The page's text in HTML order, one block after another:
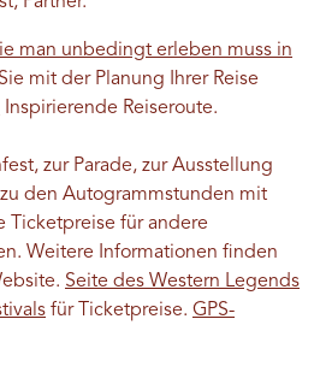
man unbedingt erleben muss in
mit der Planung Ihrer Reise
Inspirierende Reiseroute.
zur Parade, zur Ausstellung
den Autogrammstunden mit
Ticketpreise für andere
Weitere Informationen finden
Seite des Western Legends
für Ticketpreise. GPS-